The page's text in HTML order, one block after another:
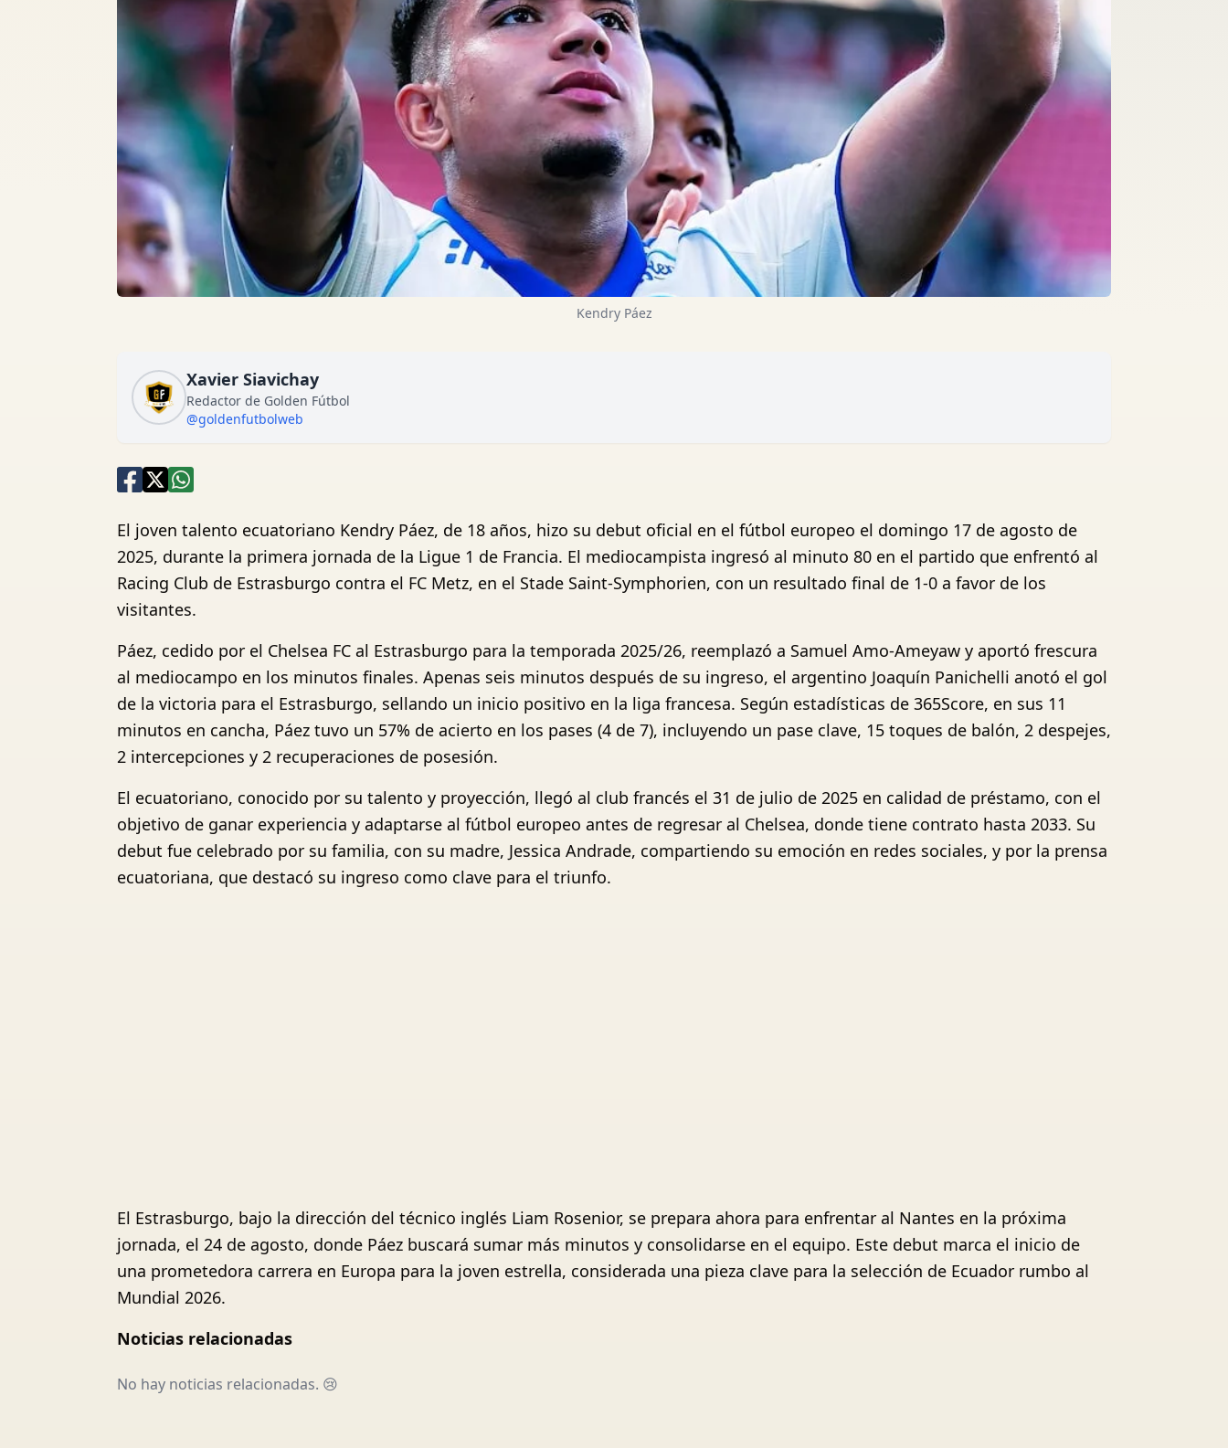
Kendry Páez
Xavier Siavichay
Redactor de Golden Fútbol
@goldenfutbolweb
El joven talento ecuatoriano Kendry Páez, de 18 años, hizo su debut oficial en el fútbol europeo el domingo 17 de agosto de
2025, durante la primera jornada de la Ligue 1 de Francia. El mediocampista ingresó al minuto 80 en el partido que enfrentó al
Racing Club de Estrasburgo contra el FC Metz, en el Stade Saint-Symphorien, con un resultado final de 1-0 a favor de los
visitantes.
Páez, cedido por el Chelsea FC al Estrasburgo para la temporada 2025/26, reemplazó a Samuel Amo-Ameyaw y aportó frescura
al mediocampo en los minutos finales. Apenas seis minutos después de su ingreso, el argentino Joaquín Panichelli anotó el gol
de la victoria para el Estrasburgo, sellando un inicio positivo en la liga francesa. Según estadísticas de 365Score, en sus 11
minutos en cancha, Páez tuvo un 57% de acierto en los pases (4 de 7), incluyendo un pase clave, 15 toques de balón, 2 despejes,
2 intercepciones y 2 recuperaciones de posesión.
El ecuatoriano, conocido por su talento y proyección, llegó al club francés el 31 de julio de 2025 en calidad de préstamo, con el
objetivo de ganar experiencia y adaptarse al fútbol europeo antes de regresar al Chelsea, donde tiene contrato hasta 2033. Su
debut fue celebrado por su familia, con su madre, Jessica Andrade, compartiendo su emoción en redes sociales, y por la prensa
ecuatoriana, que destacó su ingreso como clave para el triunfo.
El Estrasburgo, bajo la dirección del técnico inglés Liam Rosenior, se prepara ahora para enfrentar al Nantes en la próxima
jornada, el 24 de agosto, donde Páez buscará sumar más minutos y consolidarse en el equipo. Este debut marca el inicio de
una prometedora carrera en Europa para la joven estrella, considerada una pieza clave para la selección de Ecuador rumbo al
Mundial 2026.
Noticias relacionadas
No hay noticias relacionadas. 😢